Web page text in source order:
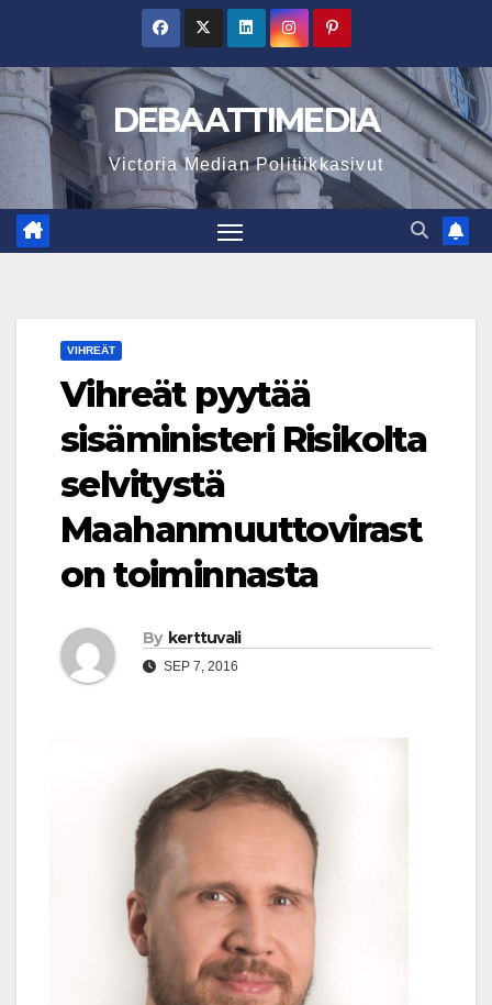
content
DEBAATTIMEDIA
Victoria Median Politiikkasivut
VIHREÄT
Vihreät pyytää
sisäministeri Risikolta
selvitystä
Maahanmuuttovirast
on toiminnasta
By kerttuvali
SEP 7, 2016